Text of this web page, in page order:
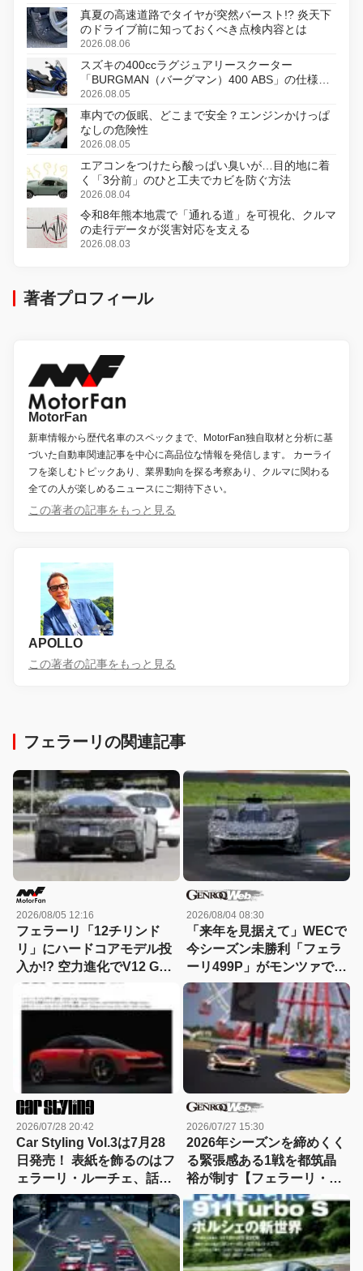
真夏の高速道路でタイヤが突然バースト!? 炎天下
のドライブ前に知っておくべき点検内容とは
2026.08.06
スズキの400ccラグジュアリースクーター
「BURGMAN（バーグマン）400 ABS」の仕様を
変更し、8月18日に発売
2026.08.05
車内での仮眠、どこまで安全？エンジンかけっぱ
なしの危険性
2026.08.05
エアコンをつけたら酸っぱい臭いが…目的地に着
く「3分前」のひと工夫でカビを防ぐ方法
2026.08.04
令和8年熊本地震で「通れる道」を可視化、クルマ
の走行データが災害対応を支える
2026.08.03
著者プロフィール
MotorFan
新車情報から歴代名車のスペックまで、MotorFan独自取材と分析に基
づいた自動車関連記事を中心に高品位な情報を発信します。 カーライ
フを楽しむトピックあり、業界動向を探る考察あり、クルマに関わる
全ての人が楽しめるニュースにご期待下さい。
この著者の記事をもっと見る
APOLLO
この著者の記事をもっと見る
フェラーリの関連記事
2026/08/05 12:16
フェラーリ「12チリンド
リ」にハードコアモデル投
入か!? 空力進化でV12 GT
は新たな領域へ
2026/08/04 08:30
「来年を見据えて」WECで
今シーズン未勝利「フェラ
ーリ499P」がモンツァで改
良型のテストを実施
2026/07/28 20:42
Car Styling Vol.3は7月28
日発売！ 表紙を飾るのはフ
ェラーリ・ルーチェ、話題
のBYD RACCOのデザイン
解説もいち早く掲載
2026/07/27 15:30
2026年シーズンを締めくく
る緊張感ある1戦を都筑晶
裕が制す【フェラーリ・チ
ャレンジ】【動画】